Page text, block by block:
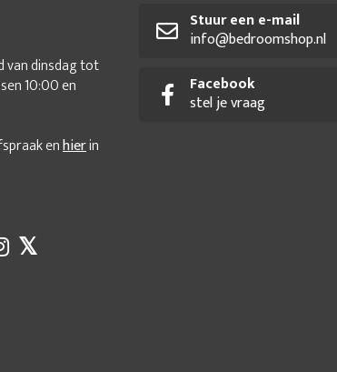
van dinsdag tot
10:00 en
enhierin
Stuur een e-mail
info@bedroomshop.nl
Facebook
stel je vraag